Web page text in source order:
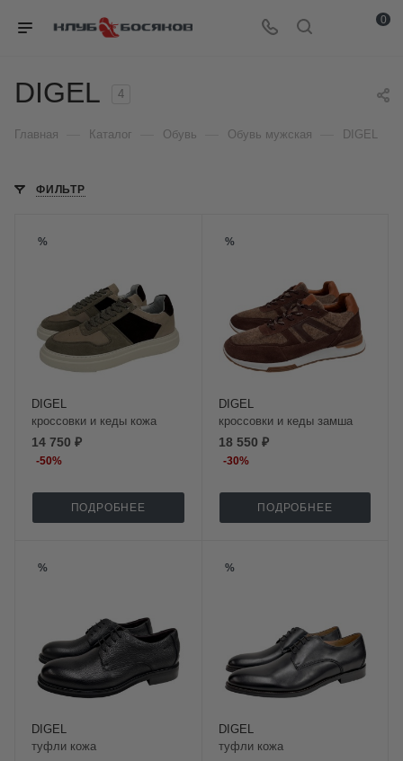
0
DIGEL 4
Главная Каталог Обувь Обувь мужская DIGEL
ФИЛЬТР
%
DIGEL
кроссовки и кеды кожа
14 750 ₽
-50%
ПОДРОБНЕЕ
%
DIGEL
кроссовки и кеды замша
18 550 ₽
-30%
ПОДРОБНЕЕ
%
DIGEL
туфли кожа
%
DIGEL
туфли кожа